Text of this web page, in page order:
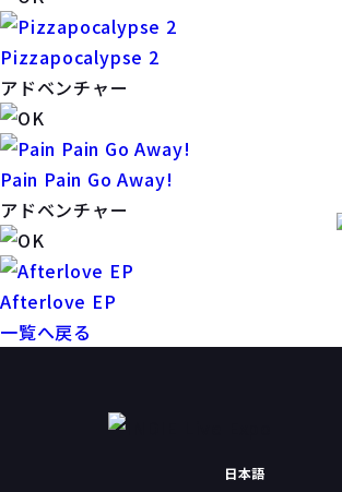
Pizzapocalypse 2
アドベンチャー
Pain Pain Go Away!
アドベンチャー
Afterlove EP
一覧へ戻る
日本語